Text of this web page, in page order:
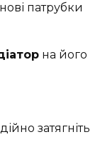
патрубки
на його
затягніть